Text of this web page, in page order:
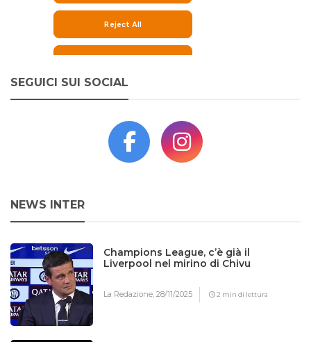
SEGUICI SUI SOCIAL
NEWS INTER
Champions League, c’è già il
Liverpool nel mirino di Chivu
La Redazione,28/11/2025 2 min di lettura